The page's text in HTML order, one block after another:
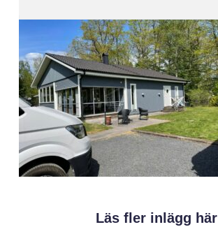
Läs fler inlägg här